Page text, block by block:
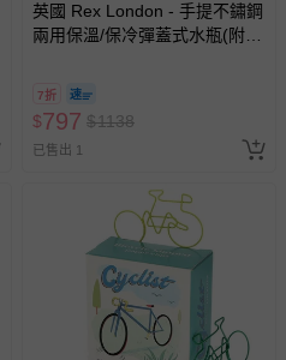
英國 Rex London - 手提不鏽鋼
兩用保溫/保冷彈蓋式水瓶(附吸
7折
$797 $1138
已售出 1